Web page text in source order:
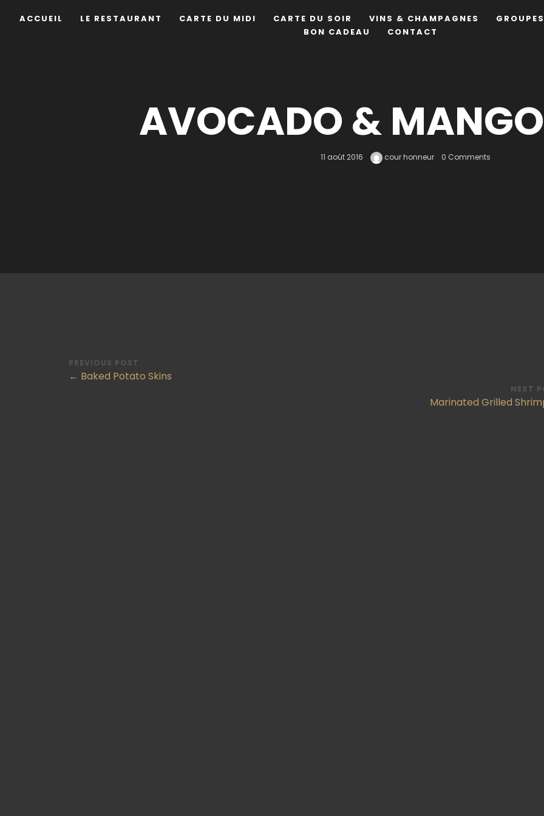
ACCUEIL LE RESTAURANT CARTE DU MIDI CARTE DU SOIR VINS & CHAMPAGNES
BON CADEAU
CONTACT
AVOCADO &
11 août 2016 cour honneur 0 Comments
PREVIOUS POST
← Baked Potato Skins
NEXT
Marinated Grilled